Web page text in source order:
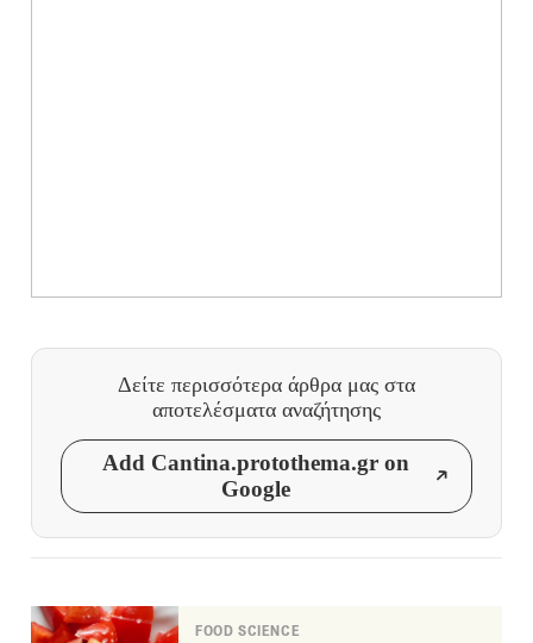
Δείτε περισσότερα άρθρα μας στα
αποτελέσματα αναζήτησης
Add Cantina.protothema.gr on
Google
FOOD SCIENCE